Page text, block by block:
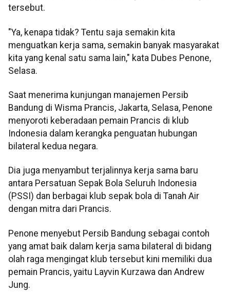
tersebut.
"Ya, kenapa tidak? Tentu saja semakin kita
menguatkan kerja sama, semakin banyak masyarakat
kita yang kenal satu sama lain," kata Dubes Penone,
Selasa.
Saat menerima kunjungan manajemen Persib
Bandung di Wisma Prancis, Jakarta, Selasa, Penone
menyoroti keberadaan pemain Prancis di klub
Indonesia dalam kerangka penguatan hubungan
bilateral kedua negara.
Dia juga menyambut terjalinnya kerja sama baru
antara Persatuan Sepak Bola Seluruh Indonesia
(PSSI) dan berbagai klub sepak bola di Tanah Air
dengan mitra dari Prancis.
Penone menyebut Persib Bandung sebagai contoh
yang amat baik dalam kerja sama bilateral di bidang
olah raga mengingat klub tersebut kini memiliki dua
pemain Prancis, yaitu Layvin Kurzawa dan Andrew
Jung.